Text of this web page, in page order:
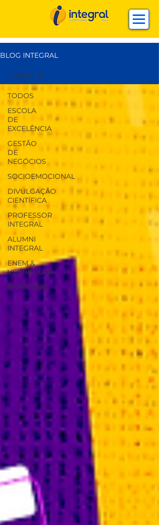
BLOG INTEGRAL
TODOS
ESCOLA
DE
EXCELÊNCIA
GESTÃO
DE
NEGÓCIOS
SOCIOEMOCIONAL
DIVULGAÇÃO
CIENTÍFICA
PROFESSOR
INTEGRAL
ALUMNI
INTEGRAL
ENEM &
VESTIBULAR
EXPRESSIO
TODOS